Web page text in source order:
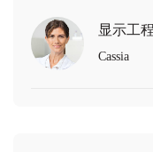
显示工
Cassia